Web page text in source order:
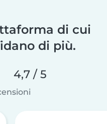
di cui
di più.
4,7 / 5